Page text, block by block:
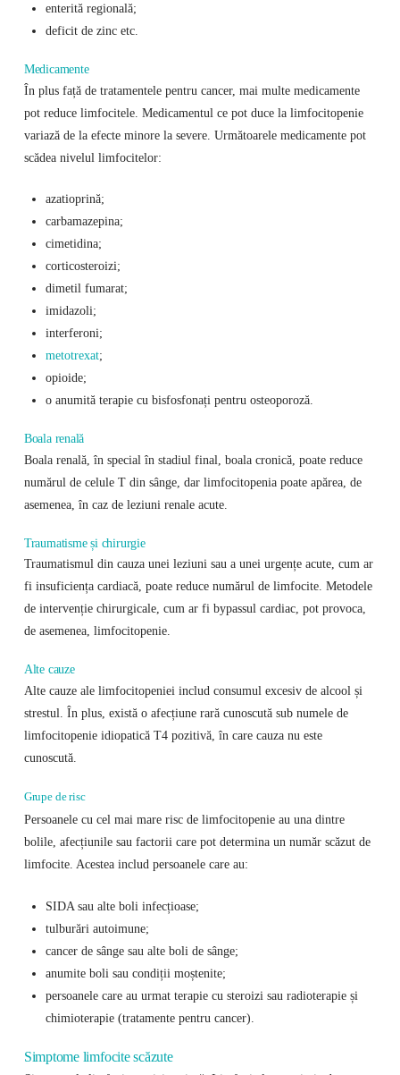
enterită regională;
deficit de zinc etc.
Medicamente
În plus față de tratamentele pentru cancer, mai multe medicamente
pot reduce limfocitele. Medicamentul ce pot duce la limfocitopenie
variază de la efecte minore la severe. Următoarele medicamente pot
scădea nivelul limfocitelor:
azatioprină;
carbamazepina;
cimetidina;
corticosteroizi;
dimetil fumarat;
imidazoli;
interferoni;
metotrexat;
opioide;
o anumită terapie cu bisfosfonați pentru osteoporoză.
Boala renală
Boala renală, în special în stadiul final, boala cronică, poate reduce
numărul de celule T din sânge, dar limfocitopenia poate apărea, de
asemenea, în caz de leziuni renale acute.
Traumatisme și chirurgie
Traumatismul din cauza unei leziuni sau a unei urgențe acute, cum ar
fi insuficiența cardiacă, poate reduce numărul de limfocite. Metodele
de intervenție chirurgicale, cum ar fi bypassul cardiac, pot provoca,
de asemenea, limfocitopenie.
Alte cauze
Alte cauze ale limfocitopeniei includ consumul excesiv de alcool și
strestul. În plus, există o afecțiune rară cunoscută sub numele de
limfocitopenie idiopatică T4 pozitivă, în care cauza nu este
cunoscută.
Grupe de risc
Persoanele cu cel mai mare risc de limfocitopenie au una dintre
bolile, afecțiunile sau factorii care pot determina un număr scăzut de
limfocite. Acestea includ persoanele care au:
SIDA sau alte boli infecțioase;
tulburări autoimune;
cancer de sânge sau alte boli de sânge;
anumite boli sau condiții moștenite;
persoanele care au urmat terapie cu steroizi sau radioterapie și
chimioterapie (tratamente pentru cancer).
Simptome limfocite scăzute